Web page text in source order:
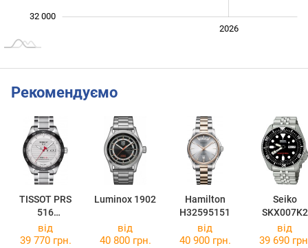
32 000
2026
Рекомендуємо
TISSOT PRS
516
Powermatic 80
T100.430.11.0
Luminox 1902
Hamilton
H32595151
Seiko
SKX007K2
від
39 770 грн.
від
40 800 грн.
від
40 900 грн.
від
39 690